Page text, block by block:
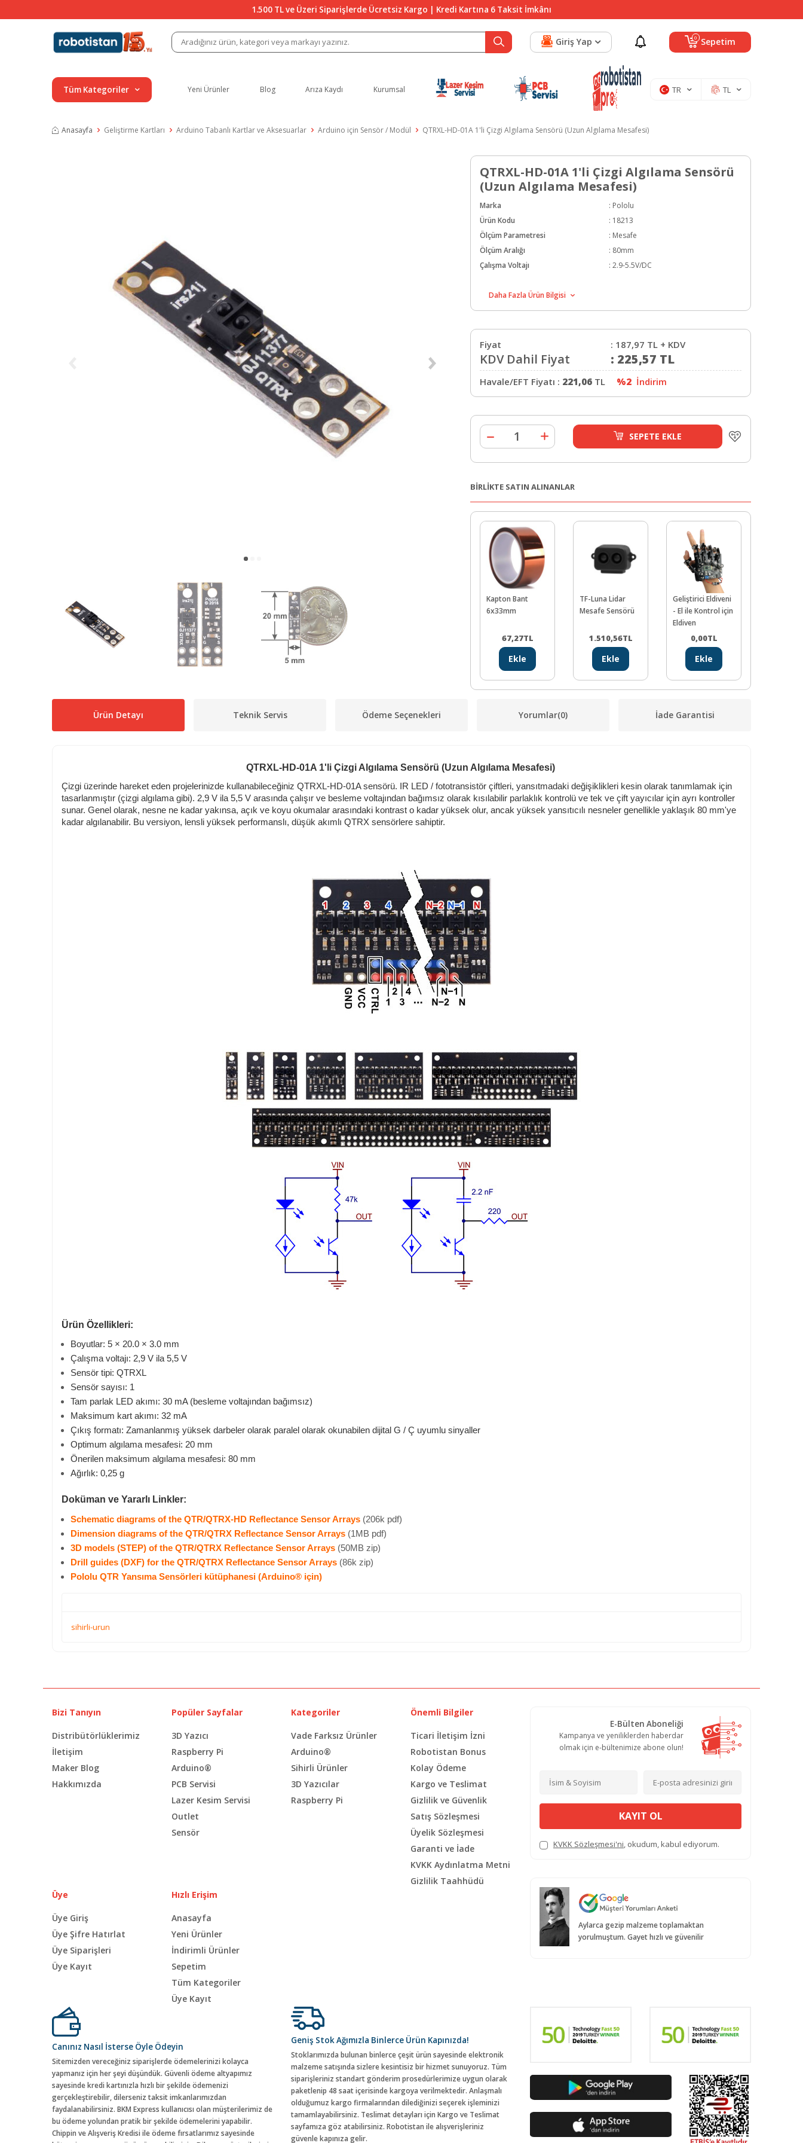
1.500 TL ve Üzeri Siparişlerde Ücretsiz Kargo | Kredi Kartına 6 Taksit İmkânı
0 Sepetim
Giriş Yap
Tüm Kategoriler Yeni Ürünler Blog Arıza Kaydı Kurumsal TR TL
Anasayfa Geliştirme Kartları Arduino Tabanlı Kartlar ve Aksesuarlar Arduino için Sensör / Modül QTRXL-HD-01A 1'li Çizgi Algılama Sensörü (Uzun Algılama Mesafesi)
QTRXL-HD-01A 1'li Çizgi Algılama Sensörü
(Uzun Algılama Mesafesi)
Marka : Pololu
Ürün Kodu
: 18213
Ölçüm Parametresi
: Mesafe
Ölçüm Aralığı
: 80mm
Çalışma Voltajı
: 2.9-5.5V/DC
Daha Fazla Ürün Bilgisi
Fiyat : 187,97 TL + KDV
KDV Dahil Fiyat : 225,57 TL
Havale/EFT Fiyatı : 221,06 TL %2 İndirim
SEPETE EKLE
BİRLİKTE SATIN ALINANLAR
Kapton Bant
6x33mm
67,27TL
Ekle
TF-Luna Lidar
Mesafe Sensörü
1.510,56TL
Ekle
Geliştirici Eldiveni
- El ile Kontrol için
Eldiven
0,00TL
Ekle
Ürün Detayı Teknik Servis Ödeme Seçenekleri Yorumlar(0) İade Garantisi
QTRXL-HD-01A 1'li Çizgi Algılama Sensörü (Uzun Algılama Mesafesi)
Çizgi üzerinde hareket eden projelerinizde kullanabileceğiniz QTRXL-HD-01A sensörü.
IR LED / fototransistör çiftleri, yansıtmadaki değişiklikleri kesin olarak tanımlamak için
tasarlanmıştır (çizgi algılama gibi). 2,9 V ila 5,5 V arasında çalışır ve besleme voltajından bağımsız olarak kısılabilir parlaklık kontrolü ve tek ve çift yayıcılar için ayrı kontroller
sunar. Genel olarak, nesne ne kadar yakınsa, açık ve koyu okumalar arasındaki kontrast o kadar yüksek olur, ancak yüksek yansıtıcılı nesneler genellikle yaklaşık 80 mm'ye
kadar algılanabilir. Bu versiyon, lensli yüksek performanslı, düşük akımlı QTRX sensörlere sahiptir.
Ürün Özellikleri:
Boyutlar: 5 × 20.0 × 3.0 mm
Çalışma voltajı: 2,9 V ila 5,5 V
Sensör tipi: QTRXL
Sensör sayısı: 1
Tam parlak LED akımı: 30 mA (besleme voltajından bağımsız)
Maksimum kart akımı: 32 mA
Çıkış formatı: Zamanlanmış yüksek darbeler olarak paralel olarak okunabilen dijital G / Ç uyumlu sinyaller
Optimum algılama mesafesi: 20 mm
Önerilen maksimum algılama mesafesi: 80 mm
Ağırlık: 0,25 g
Doküman ve Yararlı Linkler:
Schematic diagrams of the QTR/QTRX-HD Reflectance Sensor Arrays (206k pdf)
Dimension diagrams of the QTR/QTRX Reflectance Sensor Arrays (1MB pdf)
3D models (STEP) of the QTR/QTRX Reflectance Sensor Arrays (50MB zip)
Drill guides (DXF) for the QTR/QTRX Reflectance Sensor Arrays (86k zip)
Pololu QTR Yansıma Sensörleri kütüphanesi (Arduino® için)
sihirli-urun
Bizi Tanıyın
Distribütörlüklerimiz
İletişim
Maker Blog
Hakkımızda
Popüler Sayfalar
3D Yazıcı
Raspberry Pi
Arduino®
PCB Servisi
Lazer Kesim Servisi
Outlet
Sensör
Kategoriler
Vade Farksız Ürünler
Arduino®
Sihirli Ürünler
3D Yazıcılar
Raspberry Pi
Önemli Bilgiler
Ticari İletişim İzni
Robotistan Bonus
Kolay Ödeme
Kargo ve Teslimat
Gizlilik ve Güvenlik
Satış Sözleşmesi
Üyelik Sözleşmesi
Garanti ve İade
KVKK Aydınlatma Metni
Gizlilik Taahhüdü
Üye
Üye Giriş
Üye Şifre Hatırlat
Üye Siparişleri
Üye Kayıt
Hızlı Erişim
Anasayfa
Yeni Ürünler
İndirimli Ürünler
Sepetim
Tüm Kategoriler
Üye Kayıt
E-Bülten Aboneliği
Kampanya ve yeniliklerden haberdar
olmak için e-bültenimize abone olun!
KAYIT OL
KVKK Sözleşmesi'ni, okudum, kabul ediyorum.
Aylarca gezip malzeme toplamaktan
yorulmuştum. Gayet hızlı ve güvenilir
Canınız Nasıl İsterse Öyle Ödeyin
Sitemizden vereceğiniz siparişlerde ödemelerinizi kolayca
yapmanız için her şeyi düşündük. Güvenli ödeme altyapımız
sayesinde kredi kartınızla hızlı bir şekilde ödemenizi
gerçekleştirebilir, dilerseniz taksit imkanlarımızdan
faydalanabilirsiniz. BKM Express kullanıcısı olan müşterilerimiz de
bu ödeme yolundan pratik bir şekilde ödemelerini yapabilir.
Chippin ve Alışveriş Kredisi ile ödeme fırsatlarımız sayesinde
Geniş Stok Ağımızla Binlerce Ürün Kapınızda!
Stoklarımızda bulunan binlerce çeşit ürün sayesinde elektronik
malzeme satışında sizlere kesintisiz bir hizmet sunuyoruz. Tüm
siparişleriniz standart gönderim prosedürlerimize uygun olarak
paketlenip 48 saat içerisinde kargoya verilmektedir. Anlaşmalı
olduğumuz kargo firmalarından dilediğinizi seçerek işleminizi
tamamlayabilirsiniz. Teslimat detayları için Kargo ve Teslimat
sayfamıza göz atabilirsiniz. Robotistan ile alışverişleriniz
güvenle kapınıza gelir.